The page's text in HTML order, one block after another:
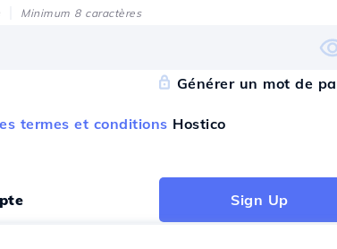
Minimum 8 caractères
Générer un mot de
termes et conditions Hostico
Sign Up